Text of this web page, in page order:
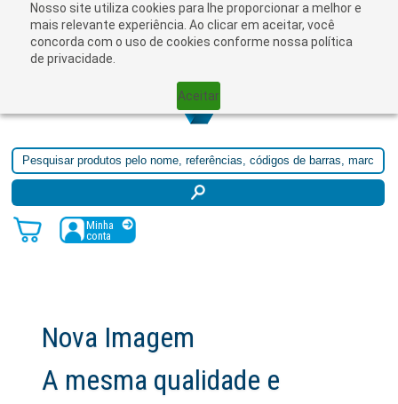
Nosso site utiliza cookies para lhe proporcionar a melhor e
mais relevante experiência. Ao clicar em aceitar, você
concorda com o uso de cookies conforme nossa política
de privacidade.
Aceitar
Minha
conta
Nova Imagem
A mesma qualidade e